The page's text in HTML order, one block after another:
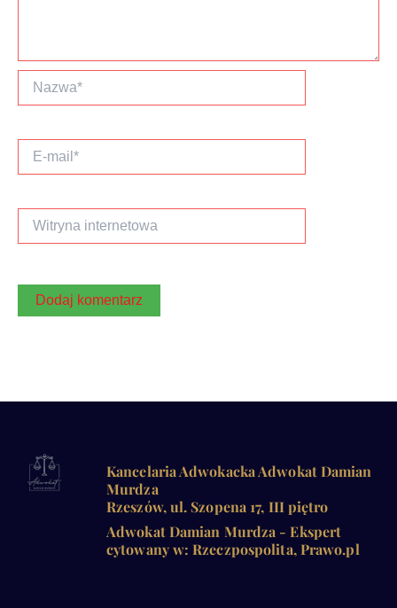
mail*
internetowa
Kancelaria Adwokacka Adwokat Damian
Murdza
Rzeszów, ul. Szopena 17, III piętro
Adwokat Damian Murdza - Ekspert
cytowany w: Rzeczpospolita, Prawo.pl